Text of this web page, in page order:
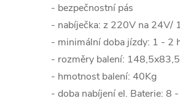
- bezpečnostní pás
- nabíječka: z 220V na 24V/
- minimální doba jízdy: 1 - 2
- rozměry balení:
- hmotnost balení: 40Kg
- doba nabíjení el. Baterie: 8